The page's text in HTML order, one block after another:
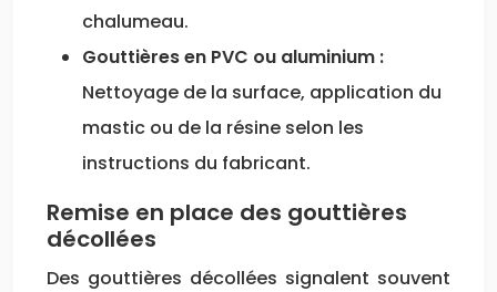
chalumeau.
Gouttières en PVC ou aluminium :
Nettoyage de la surface, application du
mastic ou de la résine selon les
instructions du fabricant.
Remise en place des gouttières
décollées
Des gouttières décollées signalent souvent